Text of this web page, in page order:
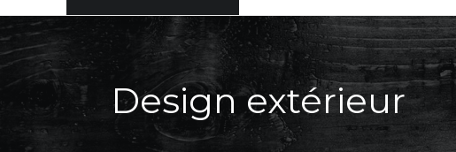
Design extérieur